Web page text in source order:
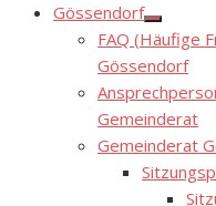
Gössendorf
Show
sub
menu
FAQ (Häufige
Gössendorf
Gemeinderat
Gemeinderat